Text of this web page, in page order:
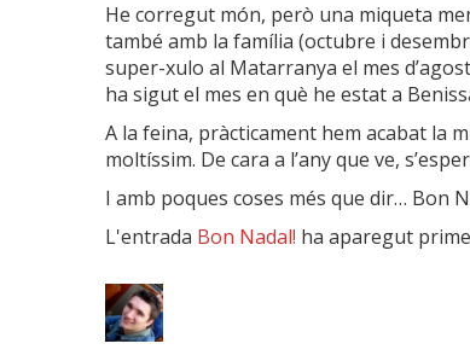
He corregut món, però una miqueta
també amb la família (octubre i
super-xulo al Matarranya el mes
ha sigut el mes en què he estat a
A la feina, pràcticament hem acabat la
moltíssim. De cara a l’any que ve,
I amb poques coses més que dir… Bon
L'entrada Bon Nadal! ha aparegut